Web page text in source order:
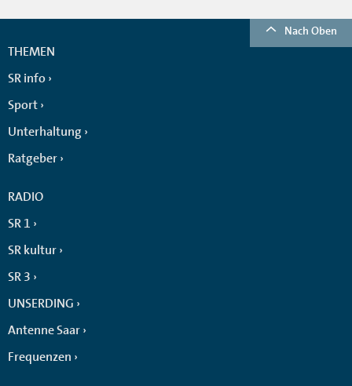
Nach Oben
THEMEN
SR info
Sport
Unterhaltung
Ratgeber
RADIO
SR 1
SR kultur
SR 3
UNSERDING
Antenne Saar
Frequenzen